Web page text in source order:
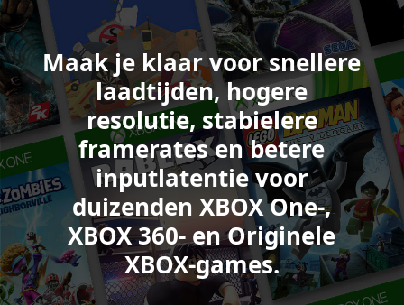
waaronder:
Starfield,
Call
of
Duty:
Black
Ops
6,
College
Football
25,
Sea
of
Thieves,
Maak je klaar voor snellere
laadtijden, hogere
resolutie, stabielere
framerates en betere
inputlatentie voor
duizenden XBOX One-,
XBOX 360- en Originele
XBOX-games.